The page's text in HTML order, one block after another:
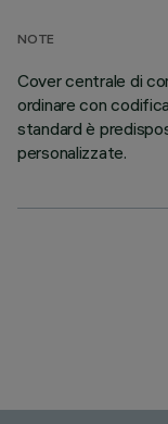
NOTE
Cover centrale di
ordinare con
standard è
personalizzate.